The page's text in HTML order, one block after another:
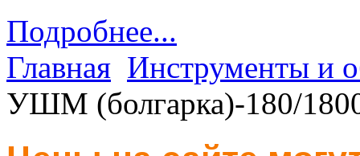
Подробнее...
Главная Инструменты и
УШМ (болгарка)-180/